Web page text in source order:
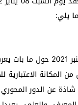
يلي:
تثمينه لبلاغ المكتب الوطني الصادر
المكانة الاعتبارية
عن الدور